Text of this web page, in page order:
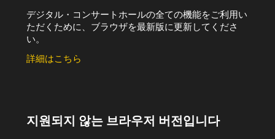
デジタル・コンサートホールの全ての機能をご利用い
ただくために、ブラウザを最新版に更新してくださ
い。
詳細はこちら
지원되지 않는 브라우저 버전입니다